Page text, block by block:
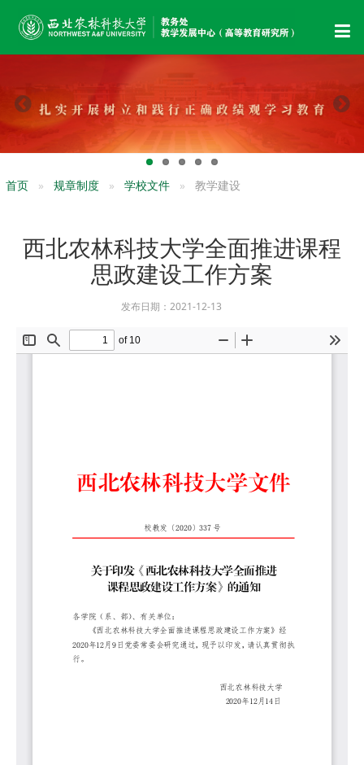
首页 规章制度 学校文件 教学建设
西北农林科技大学全面推进课程
思政建设工作方案
发布日期：2021-12-13